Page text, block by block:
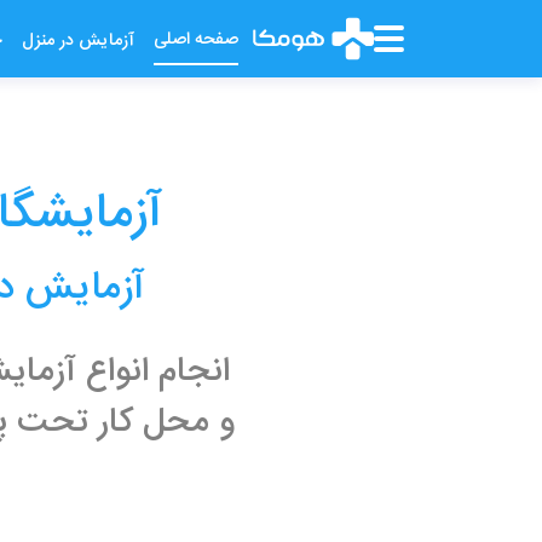
صفحه اصلی آزمایش در منزل
آزمایش
انجام انواع
و محل کار تحت